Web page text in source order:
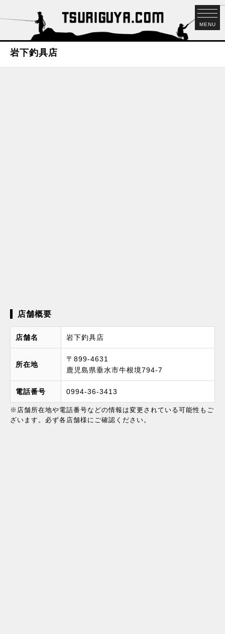
MENU
岩下釣具店
店舗概要
店舗名 岩下釣具店
所在地
〒899-4631
鹿児島県垂水市牛根境794-7
電話番号 0994-36-3413
※店舗所在地や電話番号などの情報は変更されている可能性もご
ざいます。必ず各店舗様にご確認ください。